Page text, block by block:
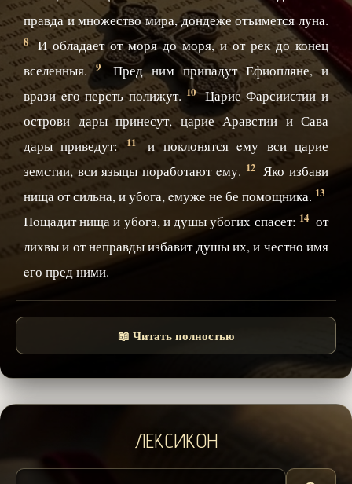
правда и множество мира, дондеже отъимется луна.
8 И обладает от моря до моря, и от рек до конец
вселенныя.9
Пред ним припадут Ефиопляне, и
врази eго персть полижут. 10 Царие Фарсиистии и
острови дары принесут, царие Аравстии и Сава
дары приведут:
11
и поклонятся eму вси царие
земстии, вси языцы поработают eму. 12 Яко избави
нища от сильна, и убога, eмуже не бе помощника. 13
Пощадит нища и убога, и душы убогих спасет: 14 от
лихвы и от неправды избавит душы их, и честно имя
eго пред ними.
📖 Читать полностью
ЛЕКСИКОН